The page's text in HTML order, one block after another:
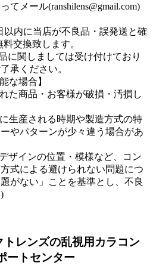
てメール(ranshilens@gmail.com)
以内に当店が不良品・誤発送と確
交換致します。
に関しましては受け付けており
承ください。
な場合】
た商品・お客様が破損・汚損し
生産される時期や製造方式の特
やパターンが少々違う場合があ
ザインの位置・模様など、コン
式による避けられない問題につ
がない」ことを基準とし、不良
レンズの乱視用カラコン
ートセンター